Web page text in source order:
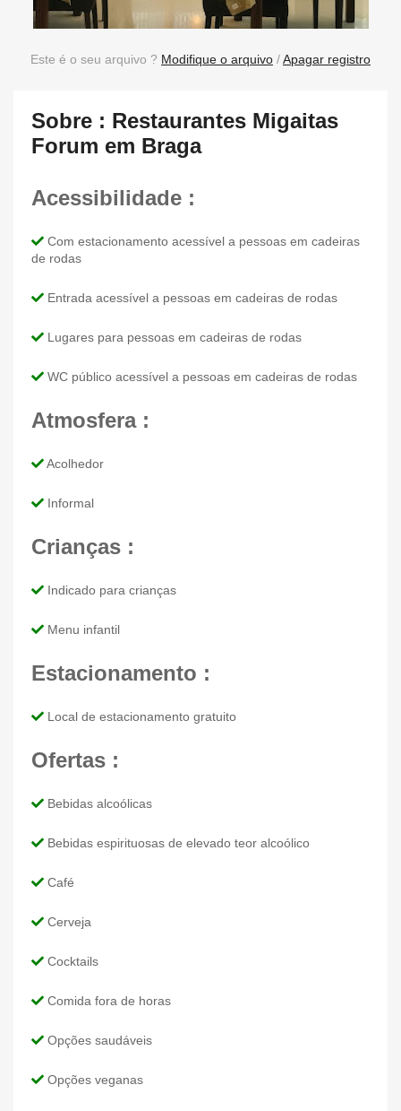
Este é o seu arquivo ? Modifique o arquivo /Apagar registro
Sobre : Restaurantes Migaitas
Forum em Braga
Acessibilidade :
Com estacionamento acessível a pessoas em cadeiras
de rodas
Entrada acessível a pessoas em cadeiras de rodas
Lugares para pessoas em cadeiras de rodas
WC público acessível a pessoas em cadeiras de rodas
Atmosfera :
Acolhedor
Informal
Crianças :
Indicado para crianças
Menu infantil
Estacionamento :
Local de estacionamento gratuito
Ofertas :
Bebidas alcoólicas
Bebidas espirituosas de elevado teor alcoólico
Café
Cerveja
Cocktails
Comida fora de horas
Opções saudáveis
Opções veganas